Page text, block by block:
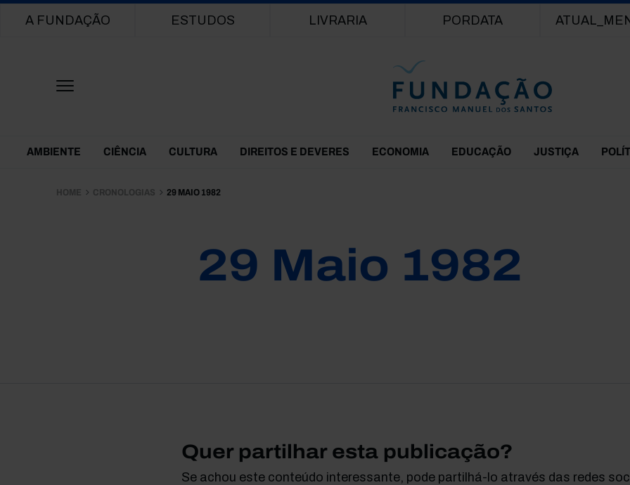
Main navigation
A FUNDAÇÃO ESTUDOS LIVRARIA PORDATA
Themes Menu
AMBIENTE CIÊNCIA CULTURA DIREITOS E DEVERES ECONOMIA EDUCAÇÃO JUSTIÇA
HOME CRONOLOGIAS 29 MAIO 1982
29 Maio 1982
Quer partilhar esta publicação?
Se achou este conteúdo interessante, pode partilhá-lo através das redes